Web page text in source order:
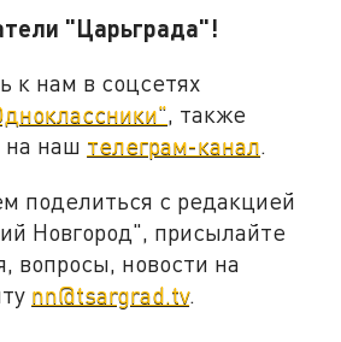
"Царьграда"!
к нам в соцсетях
, также
на наш телеграм-канал.
поделиться с редакцией
Новгород", присылайте
вопросы, новости на
nn@tsargrad.tv.